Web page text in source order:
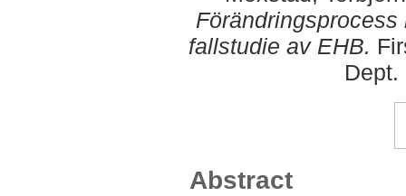
fallstudie av EHB.
Abstract